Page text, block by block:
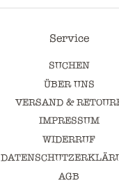
Service
SUCHEN
ÜBER UNS
VERSAND &
IMPRESSUM
WIDERRUF
AGB